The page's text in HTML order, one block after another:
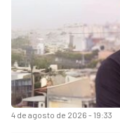
4 de agosto de 2026 - 19:33